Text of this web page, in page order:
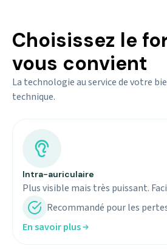
Choisissez le
vous convient
La technologie au service de votre
technique.
Intra-auriculaire
Plus visible mais très puissant.
Recommandé pour les
En savoir plus